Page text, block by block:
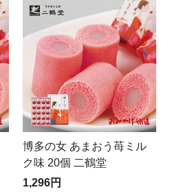
博多の女 あまおう苺ミル
ク味 20個 二鶴堂
1,296円